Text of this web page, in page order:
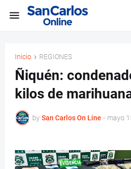
Inicio REGIONES
Ñiquén:
kilos de
by San Carlos On Line - mayo